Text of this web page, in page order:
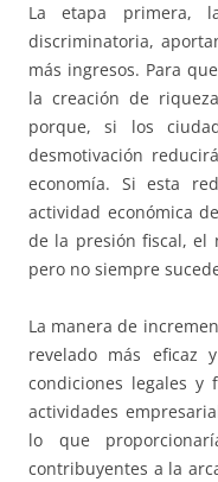
La etapa primera,
discriminatoria,
más ingresos. Para
la creación de
porque, si los
desmotivación
economía. Si esta
actividad económica
de la presión fiscal, el
pero no siempre
La manera de
revelado más eficaz
condiciones legales y
actividades
lo que
contribuyentes a la